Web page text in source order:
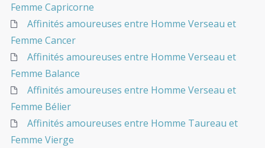
Femme Capricorne
Affinités amoureuses entre Homme Verseau et
Femme Cancer
Affinités amoureuses entre Homme Verseau et
Femme Balance
Affinités amoureuses entre Homme Verseau et
Femme Bélier
Affinités amoureuses entre Homme Taureau et
Femme Vierge